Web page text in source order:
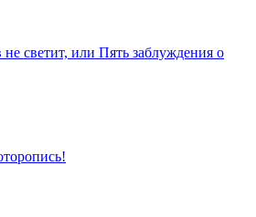
светит, или Пять заблуждения о